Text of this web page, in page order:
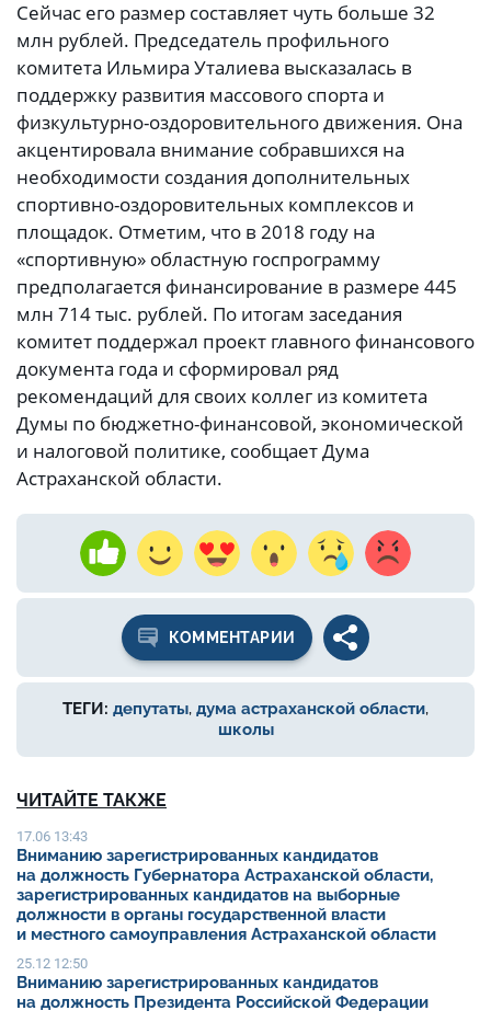
Сейчас его размер составляет чуть больше 32
млн рублей. Председатель профильного
комитета Ильмира Уталиева высказалась в
поддержку развития массового спорта и
физкультурно-оздоровительного движения. Она
акцентировала внимание собравшихся на
необходимости создания дополнительных
спортивно-оздоровительных комплексов и
площадок. Отметим, что в 2018 году на
«спортивную» областную госпрограмму
предполагается финансирование в размере 445
млн 714 тыс. рублей. По итогам заседания
комитет поддержал проект главного финансового
документа года и сформировал ряд
рекомендаций для своих коллег из комитета
Думы по бюджетно-финансовой, экономической
и налоговой политике, сообщает Дума
Астраханской области.
КОММЕНТАРИИ
ТЕГИ: депутаты, дума астраханской области,
школы
ЧИТАЙТЕ ТАКЖЕ
17.06 13:43
Вниманию зарегистрированных кандидатов
на должность Губернатора Астраханской области,
зарегистрированных кандидатов на выборные
должности в органы государственной власти
и местного самоуправления Астраханской области
25.12 12:50
Вниманию зарегистрированных кандидатов
на должность Президента Российской Федерации